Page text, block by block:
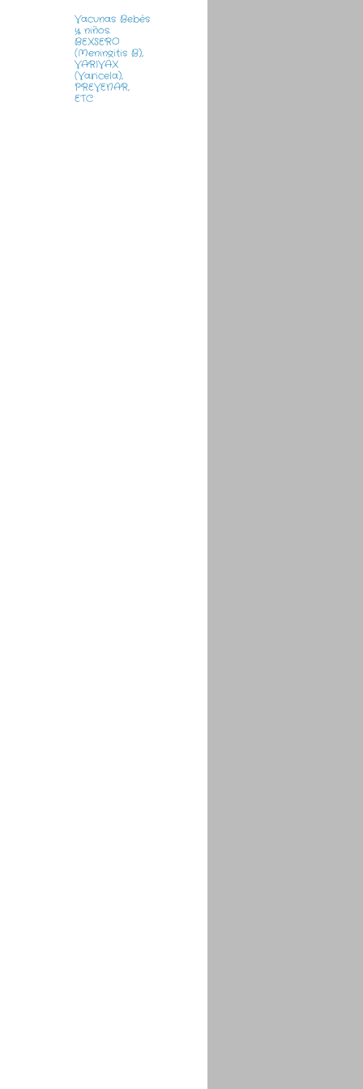
Vacunas Bebés
y niños.
BEXSERO
(Meningitis B),
VARIVAX
(Varicela),
PREVENAR,
ETC